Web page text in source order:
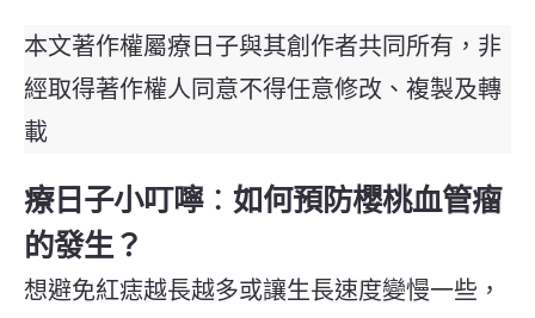
本文著作權屬療日子與其創作者共同所有，非
經取得著作權人同意不得任意修改、複製及轉
載
療日子小叮嚀： 如何預防櫻桃血管瘤
的發生？
想避免紅痣越長越多或讓生長速度變慢一些，